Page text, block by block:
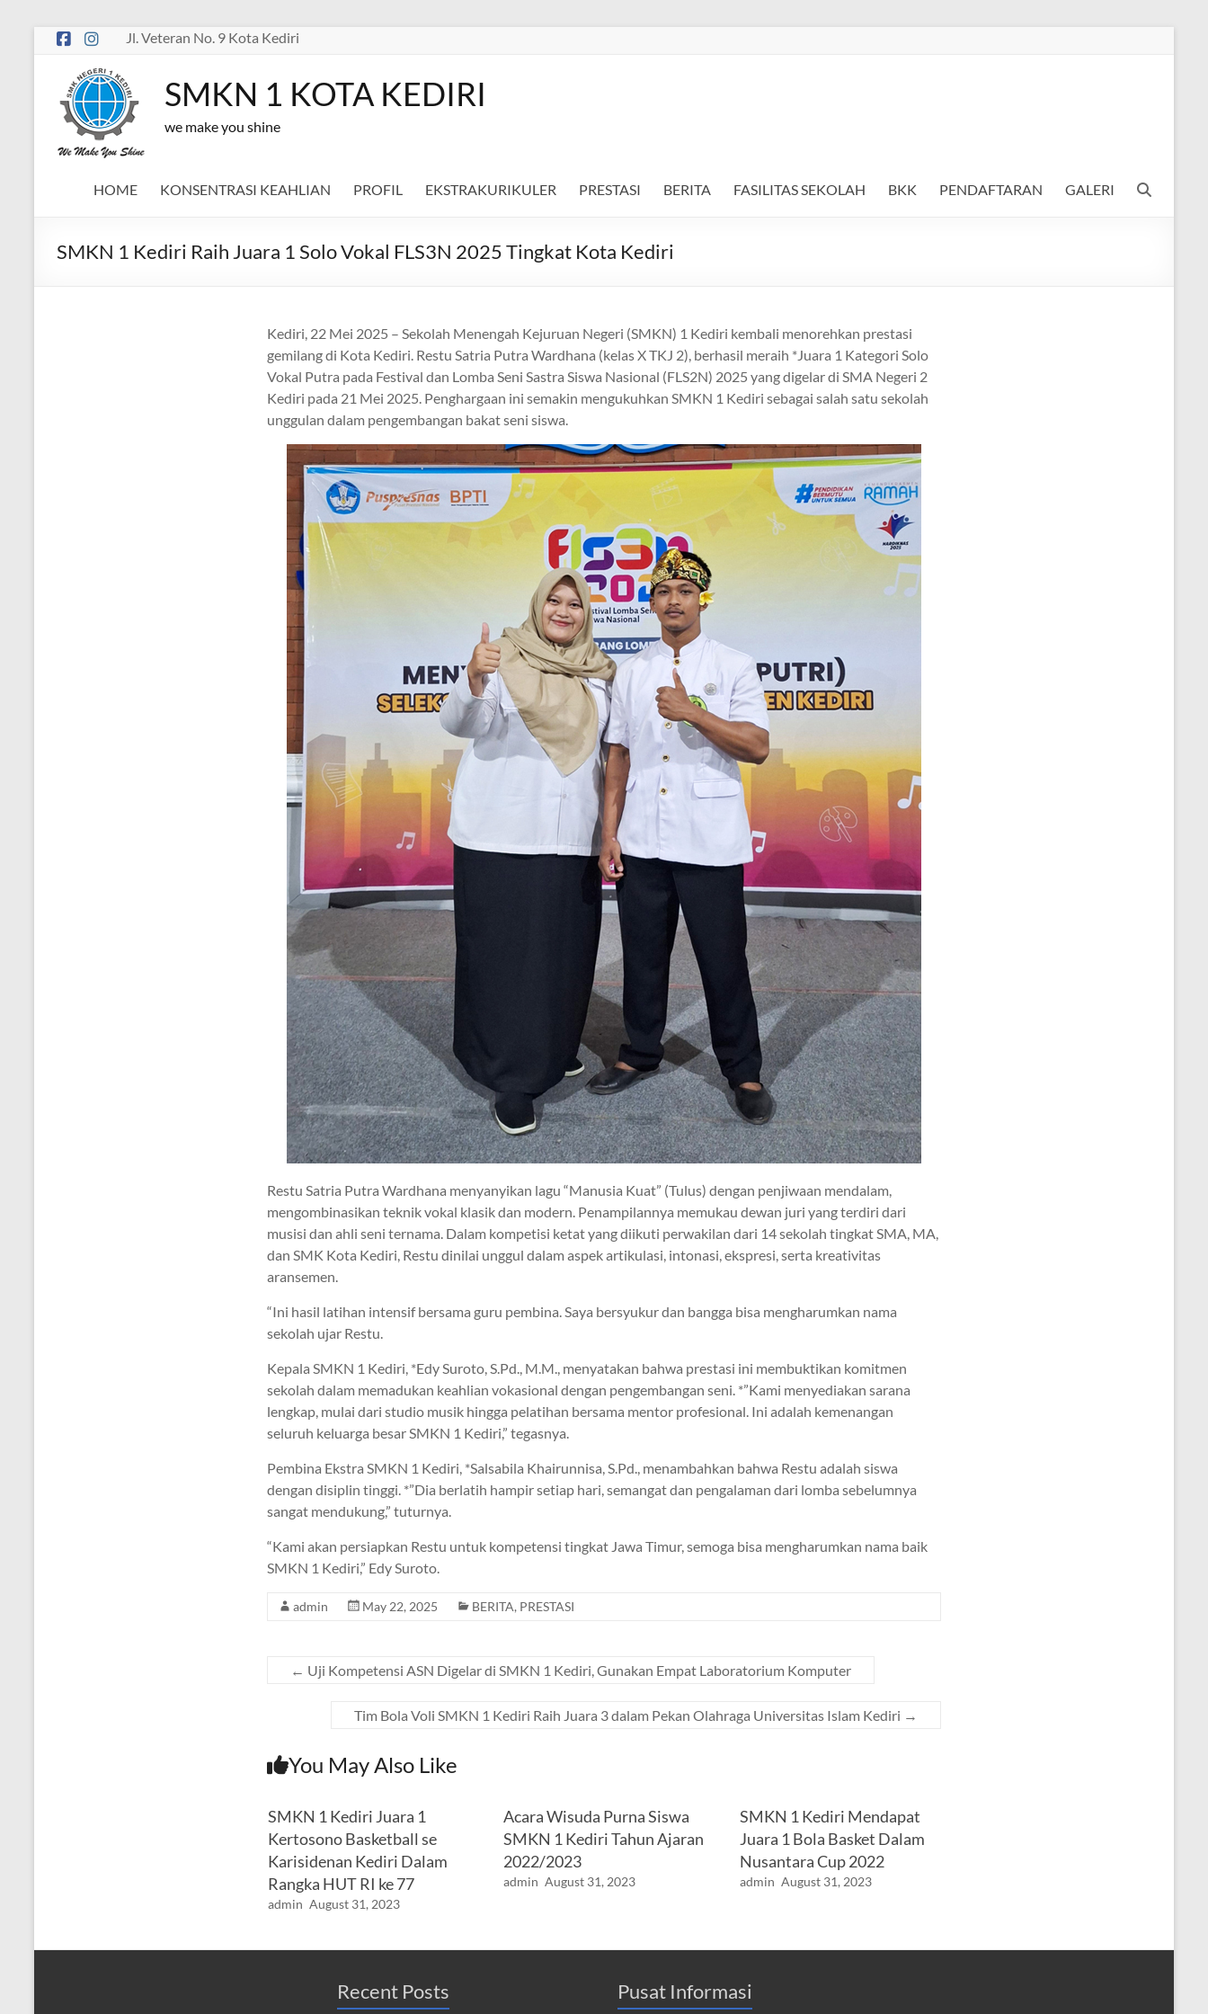
Skip
content
Jl. Veteran No. 9 Kota Kediri
SMKN 1 KOTA KEDIRI
we make you shine
HOME KONSENTRASI KEAHLIAN PROFIL EKSTRAKURIKULER PRESTASI BERITA FASILITAS SEKOLAH BKK PENDAFTARAN GALERI
SMKN 1 Kediri Raih Juara 1 Solo Vokal FLS3N 2025 Tingkat Kota Kediri
Kediri, 22 Mei 2025 – Sekolah Menengah Kejuruan Negeri (SMKN) 1 Kediri kembali menorehkan prestasi
gemilang di Kota Kediri. Restu Satria Putra Wardhana (kelas X TKJ 2), berhasil meraih *Juara 1 Kategori Solo
Vokal Putra pada Festival dan Lomba Seni Sastra Siswa Nasional (FLS2N) 2025 yang digelar di SMA Negeri 2
Kediri pada 21 Mei 2025. Penghargaan ini semakin mengukuhkan SMKN 1 Kediri sebagai salah satu sekolah
unggulan dalam pengembangan bakat seni siswa.
Restu Satria Putra Wardhana menyanyikan lagu “Manusia Kuat” (Tulus) dengan penjiwaan mendalam,
mengombinasikan teknik vokal klasik dan modern. Penampilannya memukau dewan juri yang terdiri dari
musisi dan ahli seni ternama. Dalam kompetisi ketat yang diikuti perwakilan dari 14 sekolah tingkat SMA, MA,
dan SMK Kota Kediri, Restu dinilai unggul dalam aspek artikulasi, intonasi, ekspresi, serta kreativitas
aransemen.
“Ini hasil latihan intensif bersama guru pembina. Saya bersyukur dan bangga bisa mengharumkan nama
sekolah ujar Restu.
Kepala SMKN 1 Kediri, *Edy Suroto, S.Pd., M.M., menyatakan bahwa prestasi ini membuktikan komitmen
sekolah dalam memadukan keahlian vokasional dengan pengembangan seni. *”Kami menyediakan sarana
lengkap, mulai dari studio musik hingga pelatihan bersama mentor profesional. Ini adalah kemenangan
seluruh keluarga besar SMKN 1 Kediri,” tegasnya.
Pembina Ekstra SMKN 1 Kediri, *Salsabila Khairunnisa, S.Pd., menambahkan bahwa Restu adalah siswa
dengan disiplin tinggi. *”Dia berlatih hampir setiap hari, semangat dan pengalaman dari lomba sebelumnya
sangat mendukung,” tuturnya.
“Kami akan persiapkan Restu untuk kompetensi tingkat Jawa Timur, semoga bisa mengharumkan nama baik
SMKN 1 Kediri,” Edy Suroto.
admin May 22, 2025 BERITA, PRESTASI
← Uji Kompetensi ASN Digelar di SMKN 1 Kediri, Gunakan Empat Laboratorium Komputer
Tim Bola Voli SMKN 1 Kediri Raih Juara 3 dalam Pekan Olahraga Universitas Islam Kediri →
You May Also Like
SMKN 1 Kediri Juara 1
Kertosono Basketball se
Karisidenan Kediri Dalam
Rangka HUT RI ke 77
admin August 31, 2023
Acara Wisuda Purna Siswa
SMKN 1 Kediri Tahun Ajaran
2022/2023
admin August 31, 2023
SMKN 1 Kediri Mendapat
Juara 1 Bola Basket Dalam
Nusantara Cup 2022
admin August 31, 2023
Recent Posts Pusat Informasi